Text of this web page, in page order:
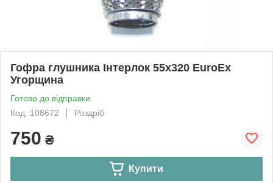
Гофра глушника Інтерлок 55x320 EuroEx
Угорщина
Готово до відправки
Код: 108672
Роздріб
750 ₴
Купити